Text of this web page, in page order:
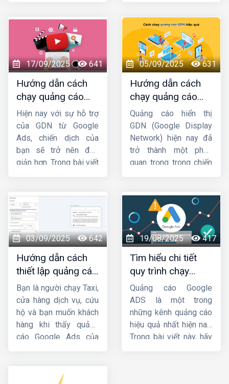
vòng 24h kể từ khi họ
tìm kiếm trên Google
Maps. Vì vậy, nếu
muốn thu hút khách
hàng, doanh nghiệp
không nên bỏ qua công
cụ này. Hãy cùngCông
ty HIGkhám phá chi
tiết về cách thiết lập
quảng cáo trên
Google Mapsnhé.
Google Adsensesao
cho hợp lý thì không
phải ai cũng biết. Vì
thế, trong bài viết hôm
nayHIGsẽ giới thiệu
đến bạn cách đặt
quảng cáo Google
Adsense trên Website
sao cho nhanh chóng
và dễ dàng nhất!
17/09/2025 641
Hướng dẫn cách
chạy quảng cáo
GDN trên YouTube
mới nhất
Hiện nay với sự hỗ trợ
của GDN từ Google
Ads, chiến dịch của
bạn sẽ trở nên đơn
giản hơn. Trong bài viết
cách chạy quảng cáo
GDN trên
YouTube
hiệu quả nhé
!
05/09/2025 631
Hướng dẫn cách
chạy quảng cáo
GDN hiệu quả, bứt
phá doanh thu
Quảng cáo hiển thị
GDN (Google Display
Network) hiện nay đã
trở thành một phần
quan trọng trong chiến
Trong bài viết này,HIG
sẽ hướng dẫn cách
chạyquảng cáo GDN
hiệu quả. Mời các bạn
cùng theo dõi.
03/09/2025 642
Hướng dẫn cách
thiết lập quảng cáo
cuộc gọi Google
Ads chi tiết từ A-Z
Bạn là người chạy Taxi,
cửa hàng dịch vụ, cứu
hộ và bạn muốn khách
hàng khi thấy quảng
cáo Google Ads của
thoại chứ không cần
19/08/2025 417
Tìm hiểu chi tiết
quy trình chạy
quảng cáo google
ads
Quảng cáo Google
ADS là một trong
những kênh quảng cáo
hiệu quả nhất hiện nay.
Trong bài viết này, hãy